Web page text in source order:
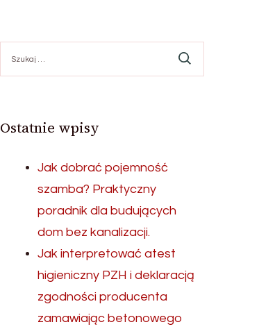
Ostatnie wpisy
Jak dobrać pojemność
szamba? Praktyczny
poradnik dla budujących
dom bez kanalizacji.
Jak interpretować atest
higieniczny PZH i deklaracją
zgodności producenta
zamawiając betonowego